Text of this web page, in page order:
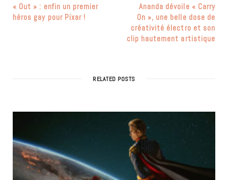
« Out » : enfin un premier
héros gay pour Pixar !
Ananda dévoile « Carry
On », une belle dose de
créativité électro et son
clip hautement artistique
RELATED POSTS